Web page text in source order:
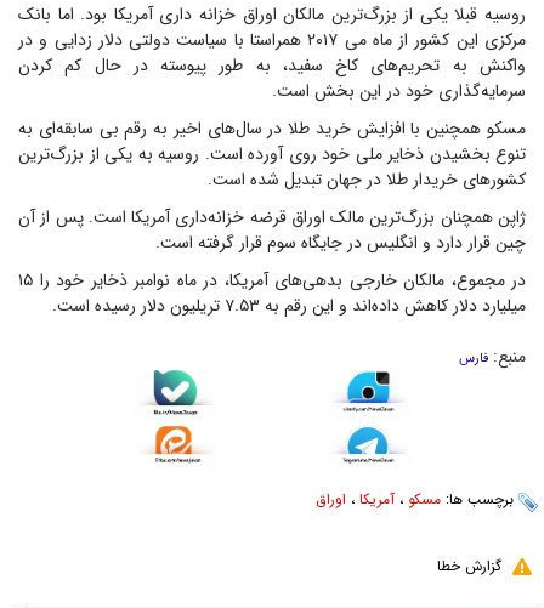
روسیه قبلا یکی از بزرگ‌ترین مالکان اوراق خزانه داری آمریکا بود. اما بانک
مرکزی این کشور از ماه می ۲۰۱۷ همراستا با سیاست دولتی دلار زدایی و در
واکنش به تحریم‌های کاخ سفید، به طور پیوسته در حال کم کردن
سرمایه‌گذاری خود در این بخش است.
مسکو همچنین با افزایش خرید طلا در سال‌های اخیر به رقم بی سابقه‌ای به
تنوع بخشیدن ذخایر ملی خود روی آورده است. روسیه به یکی از بزرگ‌ترین
کشور‌های خریدار طلا در جهان تبدیل شده است.
ژاپن همچنان بزرگ‌ترین مالک اوراق قرضه خزانه‌داری آمریکا است. پس از آن
چین قرار دارد و انگلیس در جایگاه سوم قرار گرفته است.
در مجموع، مالکان خارجی بدهی‌های آمریکا، در ماه نوامبر ذخایر خود را ۱۵
میلیارد دلار کاهش داده‌اند و این رقم به ۷.۵۳ تریلیون دلار رسیده است.
منبع: فارس
برچسب ها: مسکو ، آمریکا ، اوراق
گزارش خطا